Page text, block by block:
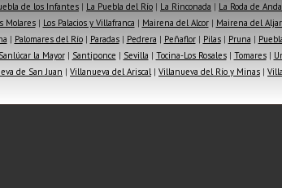
de los Infantes | La Puebla del Río | La Rinconada | La Roda de
Molares| Los Palacios y Villafranca | Mairena del Alcor| Mairena del
| Palomares del Río| Paradas| Pedrera | Peñaflor| Pilas| Pruna |
Sanlúcar la Mayor| Santiponce | Sevilla | Tocina-Los Rosales| Tomares|
de San Juan | Villanueva del Ariscal| Villanueva del Río y Minas |